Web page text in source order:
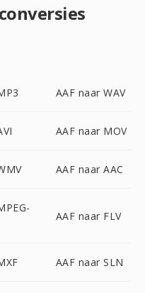
AAF naar WAV
AAF naar MOV
AAF naar AAC
AAF naar FLV
AAF naar SLN